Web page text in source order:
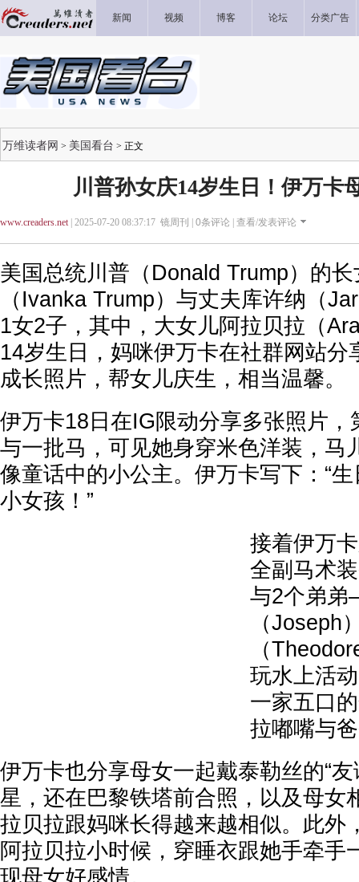
新闻 视频 博客 论坛 分类广告
万维读者网 > 美国看台 > 正文
川普孙女庆14岁生日！伊万卡
www.creaders.net| 2025-07-20 08:37:17 镜周刊 | 0条评论 | 查看/发表评论
美国总统川普（Donald Trump）的长
（Ivanka Trump）与丈夫库许纳（
1女2子，其中，大女儿阿拉贝拉（
14岁生日，妈咪伊万卡在社群网站分
成长照片，帮女儿庆生，相当温馨。
伊万卡18日在IG限动分享多张照片，
与一批马，可见她身穿米色洋装，马
像童话中的小公主。伊万卡写下：“
小女孩！”
接着伊万
全副马术
与2个弟
（Joseph
（
玩水上活
一家五口
拉嘟嘴与
伊万卡也分享母女一起戴泰勒丝的“
星，还在巴黎铁塔前合照，以及母女
拉贝拉跟妈咪长得越来越相似。此外
阿拉贝拉小时候，穿睡衣跟她手牵手
现母女好感情。